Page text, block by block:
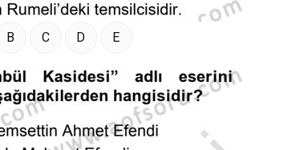
B C D E